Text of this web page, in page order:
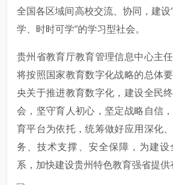
全国各区域间高校交流、协同，建
学、时时可学”的学习型社会。
贵州省教育厅教育管理信息中心主
将按照国家教育数字化战略的总体
央关于推进教育数字化，建设全民
会，坚守育人初心，坚定战略自信
育平台为依托，统筹做好应用深化
务、技术支撑、安全保障，为建
系，加快建设贵州特色教育强省提供